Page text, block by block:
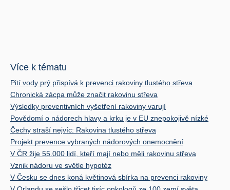
Více k tématu
Pití vody prý přispívá k prevenci rakoviny tlustého střeva
Chronická zácpa může značit rakovinu střeva
Výsledky preventivních vyšetření rakoviny varují
Povědomí o nádorech hlavy a krku je v EU znepokojivě nízké
Čechy straší nejvíc: Rakovina tlustého střeva
Projekt prevence vybraných nádorových onemocnění
V ČR žije 55.000 lidí, kteří mají nebo měli rakovinu střeva
Vznik nádoru ve světle hypotéz
V Česku se dnes koná květinová sbírka na prevenci rakoviny